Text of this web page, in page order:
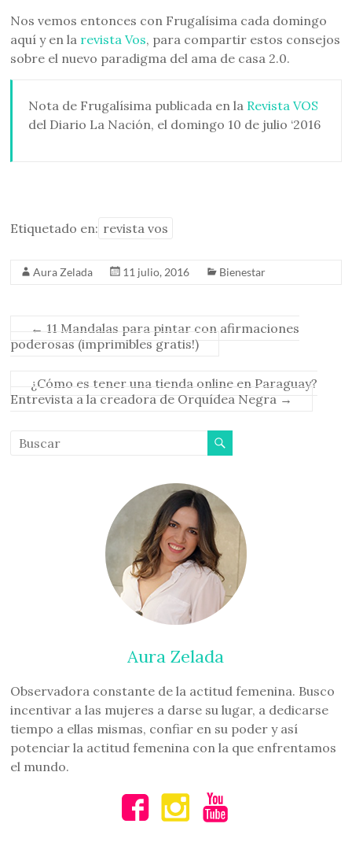
Nos vemos entonces con Frugalísima cada domingo
aquí y en la revista Vos, para compartir estos consejos
sobre el nuevo paradigma del ama de casa 2.0.
Nota de Frugalísima publicada en la Revista VOS
del Diario La Nación, el domingo 10 de julio ‘2016
Etiquetado en: revista vos
Aura Zelada 11 julio, 2016 Bienestar
← 11 Mandalas para pintar con afirmaciones
poderosas (imprimibles gratis!)
¿Cómo es tener una tienda online en Paraguay?
Entrevista a la creadora de Orquídea Negra →
Aura Zelada
Observadora constante de la actitud femenina. Busco
incentivar a las mujeres a darse su lugar, a dedicarse
tiempo a ellas mismas, confiar en su poder y así
potenciar la actitud femenina con la que enfrentamos
el mundo.